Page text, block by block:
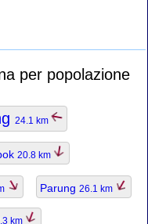
per popolazione
24.1 km
20.8 km
Parung 26.1 km
km